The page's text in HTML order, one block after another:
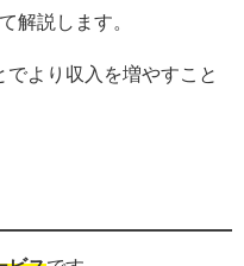
解説します。
より収入を増やすこと